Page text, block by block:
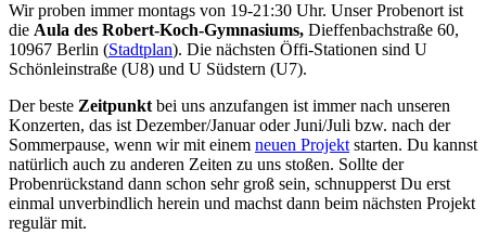
Wir proben immer montags von 19-21:30 Uhr. Unser Probenort ist
die Aula des Robert-Koch-Gymnasiums, Dieffenbachstraße 60,
10967 Berlin (Stadtplan). Die nächsten Öffi-Stationen sind U
Schönleinstraße (U8) und U Südstern (U7).
Der beste Zeitpunkt bei uns anzufangen ist immer nach unseren
Konzerten, das ist Dezember/Januar oder Juni/Juli bzw. nach der
Sommerpause, wenn wir mit einem neuen Projekt starten. Du kannst
natürlich auch zu anderen Zeiten zu uns stoßen. Sollte der
Probenrückstand dann schon sehr groß sein, schnupperst Du erst
einmal unverbindlich herein und machst dann beim nächsten Projekt
regulär mit.